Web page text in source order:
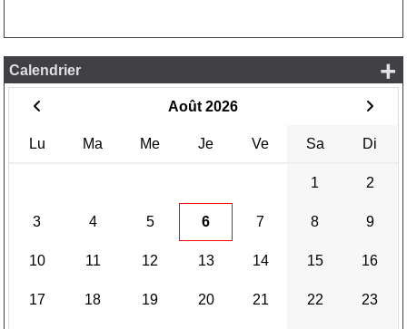
Calendrier
Août 2026
Lu Ma Me Je Ve Sa Di
1 2
3 4 5 6 7 8 9
10 11 12 13 14 15 16
17 18 19 20 21 22 23
+